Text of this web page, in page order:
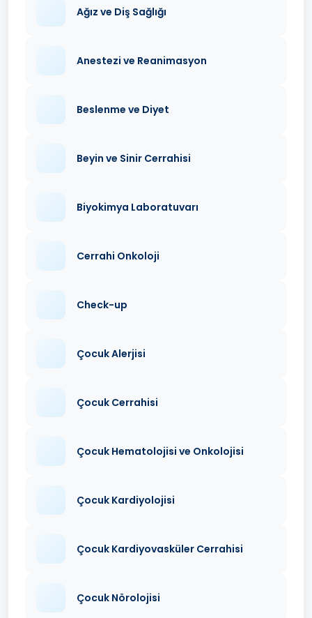
Ağız ve Diş Sağlığı
Anestezi ve Reanimasyon
Beslenme ve Diyet
Beyin ve Sinir Cerrahisi
Biyokimya Laboratuvarı
Cerrahi Onkoloji
Check-up
Çocuk Alerjisi
Çocuk Cerrahisi
Çocuk Hematolojisi ve Onkolojisi
Çocuk Kardiyolojisi
Çocuk Kardiyovasküler Cerrahisi
Çocuk Nörolojisi